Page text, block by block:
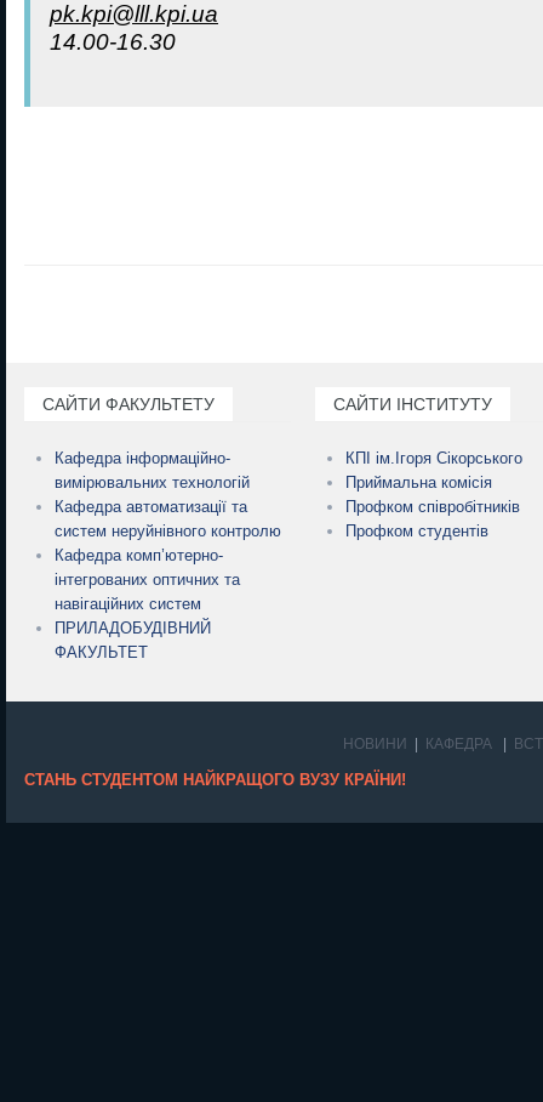
pk.kpi@lll.kpi.ua
14.00-16.30
САЙТИ ФАКУЛЬТЕТУ
Кафедра інформаційно-
вимірювальних технологій
Кафедра автоматизації та
систем неруйнівного контролю
Кафедра комп’ютерно-
інтегрованих оптичних та
навігаційних систем
ПРИЛАДОБУДІВНИЙ
ФАКУЛЬТЕТ
САЙТИ ІНСТИТУТУ
КПІ ім.Ігоря Сікорського
Приймальна комісія
Профком співробітників
Профком студентів
НОВИНИ КАФЕДРА
СТАНЬ СТУДЕНТОМ НАЙКРАЩОГО ВУЗУ КРАЇНИ!